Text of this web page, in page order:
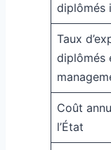
diplômés
Taux
diplômés
Coût
l’État